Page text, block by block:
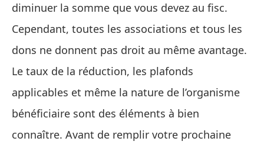
diminuer la somme que vous devez au fisc.
Cependant, toutes les associations et tous les
dons ne donnent pas droit au même avantage.
Le taux de la réduction, les plafonds
applicables et même la nature de l’organisme
bénéficiaire sont des éléments à bien
connaître. Avant de remplir votre prochaine